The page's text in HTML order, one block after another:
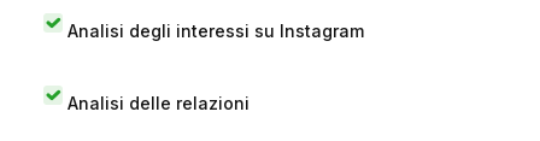
Analisi degli interessi su Instagram
Analisi delle relazioni